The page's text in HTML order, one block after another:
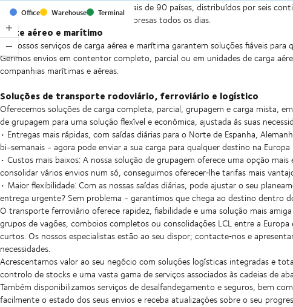
Office Warehouse Terminal
Com escritórios e instalações em mais de 90 países, distribuídos por seis
abastecimento para milhares de empresas todos os dias.
Frete aéreo e marítimo
Os nossos serviços de carga aérea e marítima garantem soluções fiáveis
Gerimos envios em contentor completo, parcial ou em unidades de carga
companhias marítimas e aéreas.
Soluções de transporte rodoviário, ferroviário e logístico
Oferecemos soluções de carga completa, parcial, grupagem e carga mista,
de grupagem para uma solução flexível e económica, ajustada às suas
• Entregas mais rápidas, com saídas diárias para o Norte de Espanha,
bi-semanais - agora pode enviar a sua carga para qualquer destino na
• Custos mais baixos: A nossa solução de grupagem oferece uma opção
consolidar vários envios num só, conseguimos oferecer‑lhe tarifas mais
• Maior flexibilidade: Com as nossas saídas diárias, pode ajustar o seu
entrega urgente? Sem problema - garantimos que chega ao destino dentro
O transporte ferroviário oferece rapidez, fiabilidade e uma solução mais
grupos de vagões, comboios completos ou consolidações LCL entre a
curtos. Os nossos especialistas estão ao seu dispor; contacte‑nos e
necessidades.
Acrescentamos valor ao seu negócio com soluções logísticas integradas e
controlo de stocks e uma vasta gama de serviços associados às cadeias de
Também disponibilizamos serviços de desalfandegamento e seguros, bem
facilmente o estado dos seus envios e receba atualizações sobre o seu